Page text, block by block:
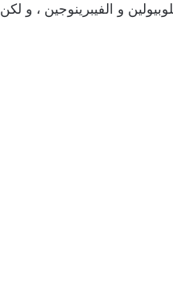
و الفيبرينوجين ، و لكن